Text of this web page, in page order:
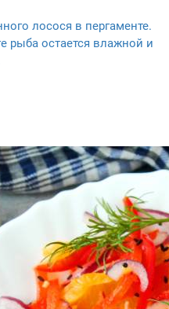
лосося в пергаменте.
рыба остается влажной и